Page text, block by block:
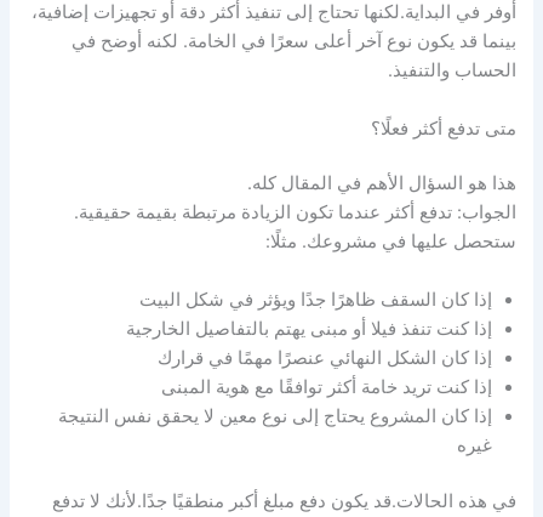
أوفر في البداية.لكنها تحتاج إلى تنفيذ أكثر دقة أو تجهيزات إضافية،
بينما قد يكون نوع آخر أعلى سعرًا في الخامة. لكنه أوضح في
الحساب والتنفيذ.
متى تدفع أكثر فعلًا؟
هذا هو السؤال الأهم في المقال كله.
الجواب: تدفع أكثر عندما تكون الزيادة مرتبطة بقيمة حقيقية.
ستحصل عليها في مشروعك. مثلًا:
إذا كان السقف ظاهرًا جدًا ويؤثر في شكل البيت
إذا كنت تنفذ فيلا أو مبنى يهتم بالتفاصيل الخارجية
إذا كان الشكل النهائي عنصرًا مهمًا في قرارك
إذا كنت تريد خامة أكثر توافقًا مع هوية المبنى
إذا كان المشروع يحتاج إلى نوع معين لا يحقق نفس النتيجة
غيره
في هذه الحالات.قد يكون دفع مبلغ أكبر منطقيًا جدًا.لأنك لا تدفع